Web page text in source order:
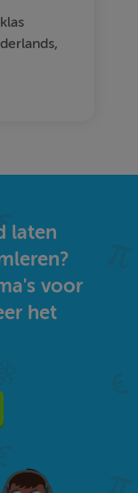
laten
voor
het